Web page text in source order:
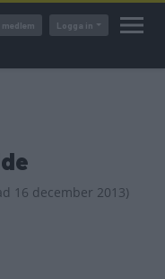
medlem Logga in
16 december 2013)